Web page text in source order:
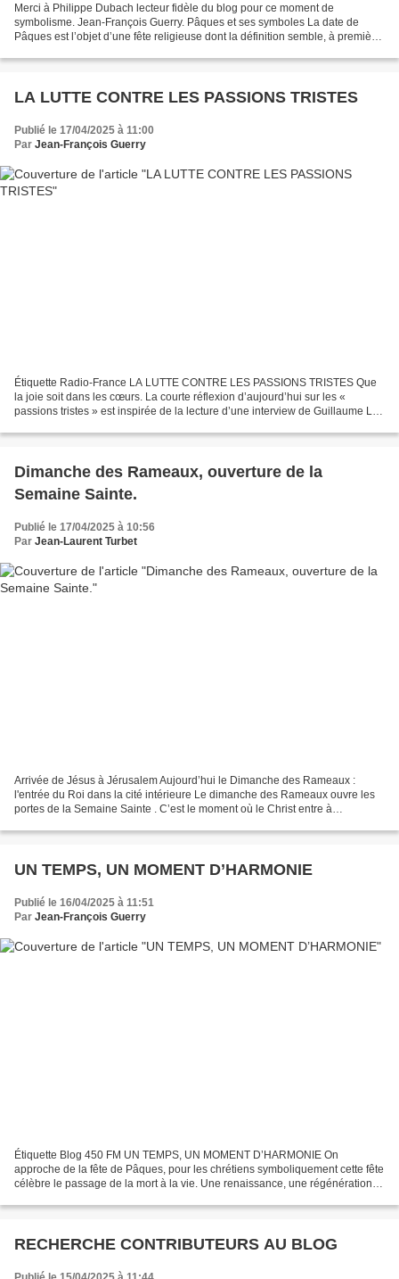
Merci à Philippe Dubach lecteur fidèle du blog pour ce moment de
symbolisme. Jean-François Guerry. Pâques et ses symboles La date de
Pâques est l’objet d’une fête religieuse dont la définition semble, à première
LA LUTTE CONTRE LES PASSIONS TRISTES
Publié le 17/04/2025 à 11:00
Par Jean-François Guerry
Étiquette Radio-France LA LUTTE CONTRE LES PASSIONS TRISTES Que
la joie soit dans les cœurs. La courte réflexion d’aujourd’hui sur les «
passions tristes » est inspirée de la lecture d’une interview de Guillaume Le
Dimanche des Rameaux, ouverture de la
Semaine Sainte.
Publié le 17/04/2025 à 10:56
Par Jean-Laurent Turbet
Arrivée de Jésus à Jérusalem Aujourd’hui le Dimanche des Rameaux :
l'entrée du Roi dans la cité intérieure Le dimanche des Rameaux ouvre les
portes de la Semaine Sainte . C’est le moment où le Christ entre à
UN TEMPS, UN MOMENT D’HARMONIE
Publié le 16/04/2025 à 11:51
Par Jean-François Guerry
Étiquette Blog 450 FM UN TEMPS, UN MOMENT D’HARMONIE On
approche de la fête de Pâques, pour les chrétiens symboliquement cette fête
célèbre le passage de la mort à la vie. Une renaissance, une régénération,
RECHERCHE CONTRIBUTEURS AU BLOG